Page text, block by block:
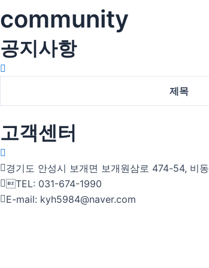
community
공지사항
제목
고객센터
경기도 안성시 보개면 보개원삼로 474-54, 비동
TEL: 031-674-1990
E-mail: kyh5984@naver.com